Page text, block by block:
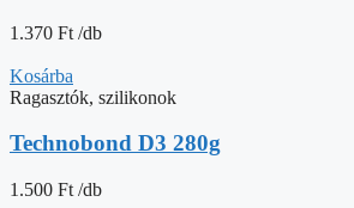
1.370 Ft /db
Kosárba
Ragasztók, szilikonok
Technobond D3 280g
1.500 Ft /db